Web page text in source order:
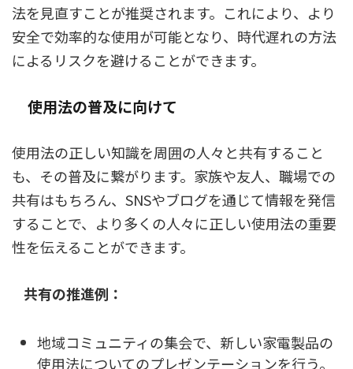
法を見直すことが推奨されます。これにより、より
安全で効率的な使用が可能となり、時代遅れの方法
によるリスクを避けることができます。
使用法の普及に向けて
使用法の正しい知識を周囲の人々と共有すること
も、その普及に繋がります。家族や友人、職場での
共有はもちろん、SNSやブログを通じて情報を発信
することで、より多くの人々に正しい使用法の重要
性を伝えることができます。
共有の推進例：
地域コミュニティの集会で、新しい家電製品の
使用法についてのプレゼンテーションを行う。